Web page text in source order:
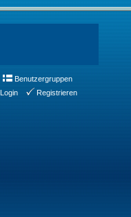
Benutzergruppen
Login Registrieren